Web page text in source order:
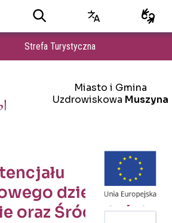
Strefa Turystyczna
Muszyna
Miasto i Gmina
Uzdrowiskowa Muszyna
dzielnicy
oraz Śródmieścia